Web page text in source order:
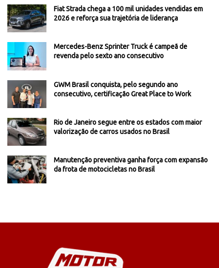
Fiat Strada chega a 100 mil unidades vendidas em
2026 e reforça sua trajetória de liderança
Mercedes-Benz Sprinter Truck é campeã de
revenda pelo sexto ano consecutivo
GWM Brasil conquista, pelo segundo ano
consecutivo, certificação Great Place to Work
Rio de Janeiro segue entre os estados com maior
valorização de carros usados no Brasil
Manutenção preventiva ganha força com expansão
da frota de motocicletas no Brasil